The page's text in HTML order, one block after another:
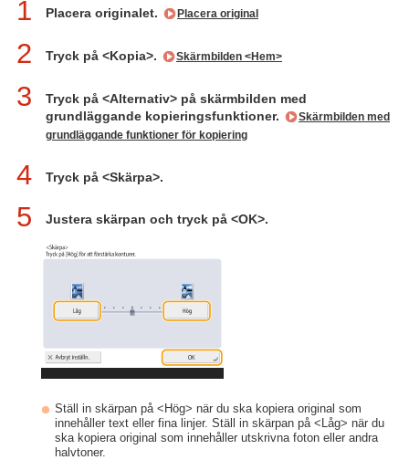
1 Placera originalet. Placera original
2 Tryck på <Kopia>. Skärmbilden <Hem>
3
Tryck på <Alternativ> på skärmbilden med
grundläggande kopieringsfunktioner.
Skärmbilden med
grundläggande funktioner för kopiering
4 Tryck på <Skärpa>.
5 Justera skärpan och tryck på <OK>.
Ställ in skärpan på <Hög> när du ska kopiera original som
innehåller text eller fina linjer. Ställ in skärpan på <Låg> när du
ska kopiera original som innehåller utskrivna foton eller andra
halvtoner.